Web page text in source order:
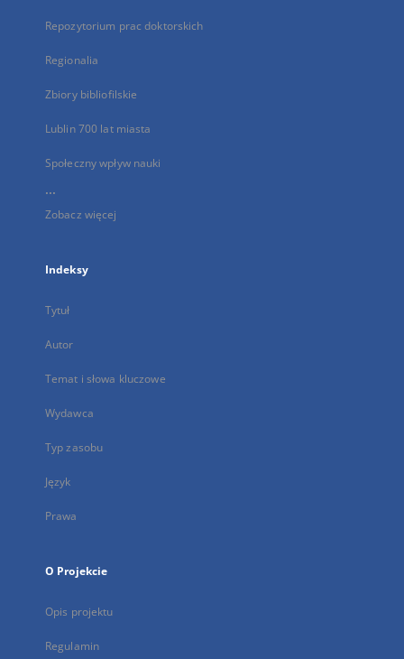
Repozytorium prac doktorskich
Regionalia
Zbiory bibliofilskie
Lublin 700 lat miasta
Społeczny wpływ nauki
...
Zobacz więcej
Indeksy
Tytuł
Autor
Temat i słowa kluczowe
Wydawca
Typ zasobu
Język
Prawa
O Projekcie
Opis projektu
Regulamin